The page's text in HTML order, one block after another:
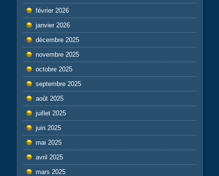
février 2026
janvier 2026
décembre 2025
novembre 2025
octobre 2025
septembre 2025
août 2025
juillet 2025
juin 2025
mai 2025
avril 2025
mars 2025